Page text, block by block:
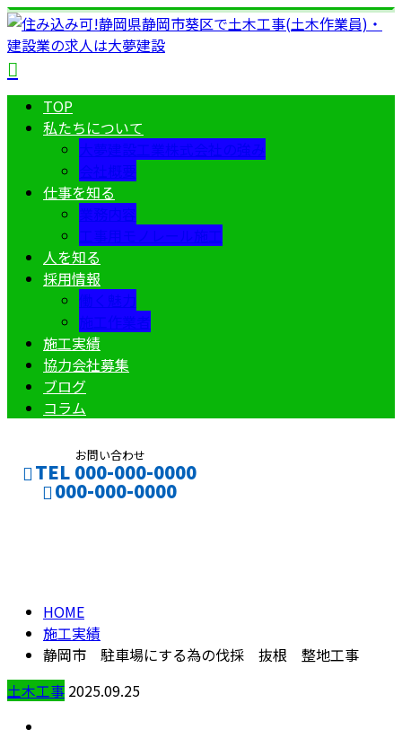
TOP
私たちについて
仕事を知る
人を知る
採用情報
施工実績
協力会社募集
ブログ
コラム
お問い合わせ
TEL 000-000-0000
000-000-0000
HOME
施工実績
静岡市 駐車場にする為の伐採 抜根 整地工事
土木工事 2025.09.25